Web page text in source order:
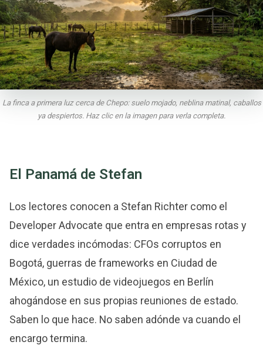
La finca a primera luz cerca de Chepo: suelo mojado, neblina matinal, caballos
ya despiertos. Haz clic en la imagen para verla completa.
El Panamá de Stefan
Los lectores conocen a Stefan Richter como el
Developer Advocate que entra en empresas rotas y
dice verdades incómodas: CFOs corruptos en
Bogotá, guerras de frameworks en Ciudad de
México, un estudio de videojuegos en Berlín
ahogándose en sus propias reuniones de estado.
Saben lo que hace. No saben adónde va cuando el
encargo termina.